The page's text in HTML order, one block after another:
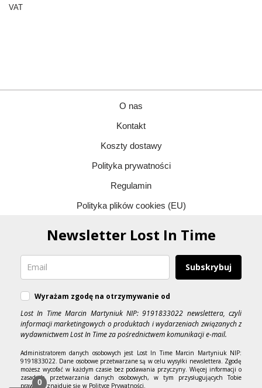
VAT
O nas
Kontakt
Koszty dostawy
Polityka prywatności
Regulamin
Polityka plików cookies (EU)
Newsletter Lost In Time
Subskrybuj
Wyrażam zgodę na otrzymywanie od
Lost In Time Marcin Martyniuk NIP: 9191833022 newslettera, czyli
informacji marketingowych o produktach i wydarzeniach związanych z
wydawnictwem Lost In Time za pośrednictwem komunikacji e-mail.
Administratorem danych osobowych jest Lost In Time Marcin Martyniuk NIP:
9191833022. Dane osobowe przetwarzane są w celu wysyłki newslettera. Zgodę
możesz wycofać w każdym czasie bez podawania przyczyny. Więcej informacji o
zasadach przetwarzania danych osobowych, w tym przysługujących Tobie
prawach, znajduje się w Polityce Prywatności.
0